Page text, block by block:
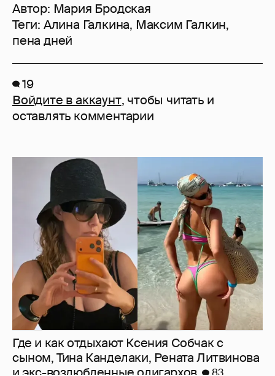
Автор: Мария Бродская
Теги: Алина Галкина, Максим Галкин,
пена дней
19
Войдите в аккаунт, чтобы читать и
оставлять комментарии
Где и как отдыхают Ксения Собчак с
сыном, Тина Канделаки, Рената Литвинова
и экс-возлюбленные олигархов
83